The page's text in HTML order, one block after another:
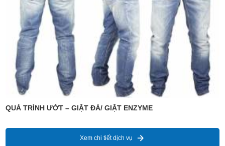
QUÁ TRÌNH ƯỚT – GIẶT ĐÁ/ GIẶT ENZYME
Xem chi tiết dịch vụ